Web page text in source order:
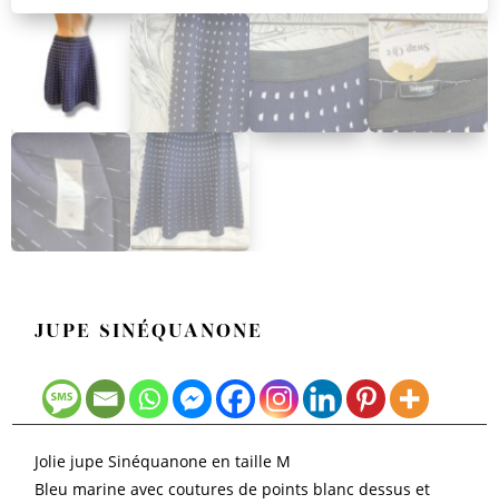
JUPE SINÉQUANONE
Jolie jupe Sinéquanone en taille M
Bleu marine avec coutures de points blanc dessus et